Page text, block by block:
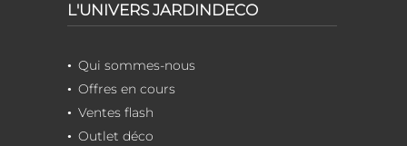
L'UNIVERS JARDINDECO
Qui sommes-nous
Offres en cours
Ventes flash
Outlet déco